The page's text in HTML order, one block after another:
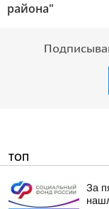
района"
ТОП
За